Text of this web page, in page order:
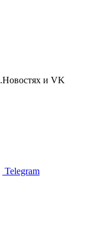
и VK
Telegram